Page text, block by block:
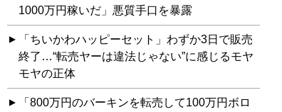
1000万円稼いだ」悪質手口を暴露
「ちいかわハッピーセット」わずか3日で販売
終了…“転売ヤーは違法じゃない”に感じるモヤ
モヤの正体
「800万円のバーキンを転売して100万円ボロ